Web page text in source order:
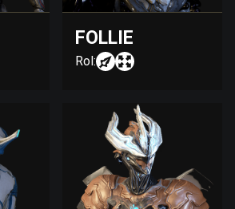
FOLLIE
Rol: